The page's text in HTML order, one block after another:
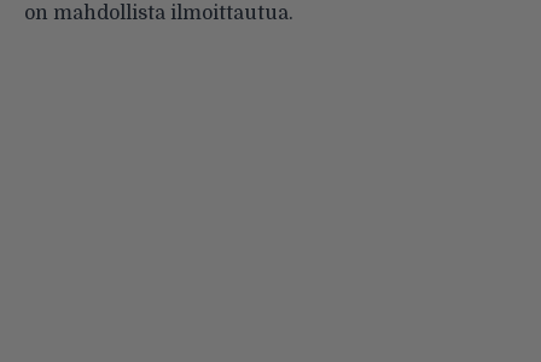
on mahdollista ilmoittautua.